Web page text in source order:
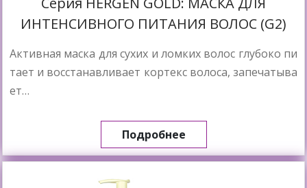
ИНТЕНСИВНОГО ПИТАНИЯ ВОЛОС (G2)
Активная маска для сухих и ломких волос глубоко пи
тает и восстанавливает кортекс волоса, запечатыва
ет…
Подробнее